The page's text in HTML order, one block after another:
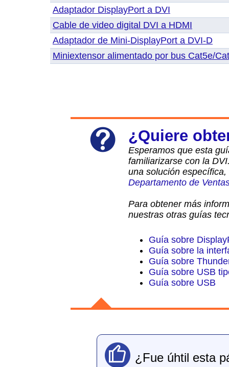
Adaptador DisplayPort a DVI
Cable de video digital DVI a HDMI
Adaptador de Mini-DisplayPort a DVI-D
Miniextensor alimentado por bus Cat5e/
¿Quiere
Esperamos que esta
familiarizarse con la
una solución
Departamento de
Para obtener más
nuestras otras guías
Guía sobre
Guía sobre la
Guía sobre
Guía sobre USB
Guía sobre USB
¿Fue úhtil esta